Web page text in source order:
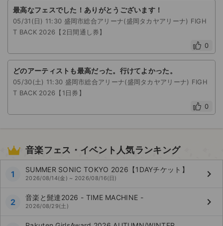
最高なフェスでした！ありがとうございます！
05/31(日) 11:30 盛岡市総合アリーナ(盛岡タカヤアリーナ) FIGH
T BACK 2026【2日間通し券】
0
どのアーティストも最高だった。行けてよかった。
05/30(土) 11:30 盛岡市総合アリーナ(盛岡タカヤアリーナ) FIGH
T BACK 2026【1日券】
0
音楽フェス・イベント人気ランキング
1 SUMMER SONIC TOKYO 2026【1DAYチケット】
2026/08/14(金) ~ 2026/08/16(日) keyboard_arrow_right
2 音楽と髭達2026 - TIME MACHINE -
2026/08/29(土) keyboard_arrow_right